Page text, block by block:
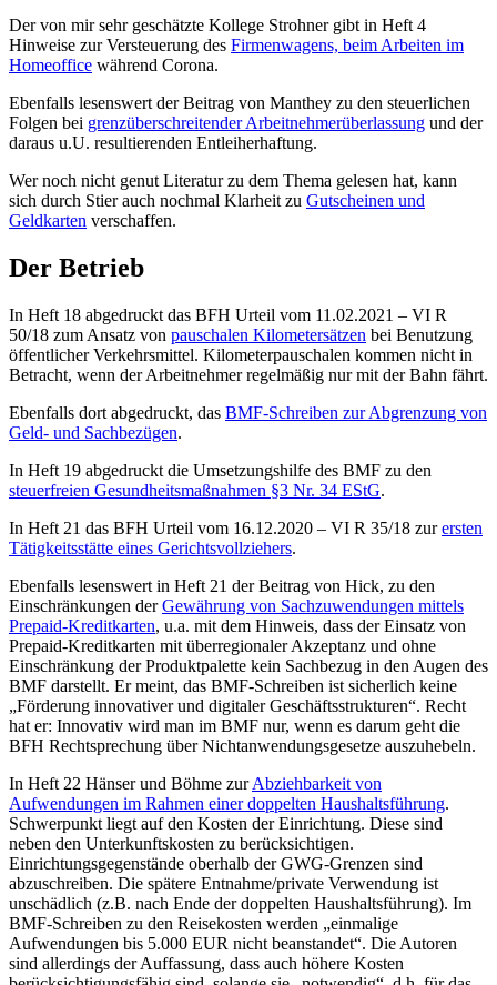
Der von mir sehr geschätzte Kollege Strohner gibt in Heft 4
Hinweise zur Versteuerung des Firmenwagens, beim Arbeiten im
Homeoffice während Corona.
Ebenfalls lesenswert der Beitrag von Manthey zu den steuerlichen
Folgen bei grenzüberschreitender Arbeitnehmerüberlassung und der
daraus u.U. resultierenden Entleiherhaftung.
Wer noch nicht genut Literatur zu dem Thema gelesen hat, kann
sich durch Stier auch nochmal Klarheit zu Gutscheinen und
Geldkarten verschaffen.
Der Betrieb
In Heft 18 abgedruckt das BFH Urteil vom 11.02.2021 – VI R
50/18 zum Ansatz von pauschalen Kilometersätzen bei Benutzung
öffentlicher Verkehrsmittel. Kilometerpauschalen kommen nicht in
Betracht, wenn der Arbeitnehmer regelmäßig nur mit der Bahn fährt.
Ebenfalls dort abgedruckt, das BMF-Schreiben zur Abgrenzung von
Geld- und Sachbezügen.
In Heft 19 abgedruckt die Umsetzungshilfe des BMF zu den
steuerfreien Gesundheitsmaßnahmen §3 Nr. 34 EStG.
In Heft 21 das BFH Urteil vom 16.12.2020 – VI R 35/18 zurersten
Tätigkeitsstätte eines Gerichtsvollziehers.
Ebenfalls lesenswert in Heft 21 der Beitrag von Hick, zu den
Einschränkungen derGewährung von Sachzuwendungen mittels
Prepaid-Kreditkarten, u.a. mit dem Hinweis, dass der Einsatz von
Prepaid-Kreditkarten mit überregionaler Akzeptanz und ohne
Einschränkung der Produktpalette kein Sachbezug in den Augen des
BMF darstellt. Er meint, das BMF-Schreiben ist sicherlich keine
„Förderung innovativer und digitaler Geschäftsstrukturen“. Recht
hat er: Innovativ wird man im BMF nur, wenn es darum geht die
BFH Rechtsprechung über Nichtanwendungsgesetze auszuhebeln.
In Heft 22 Hänser und Böhme zurAbziehbarkeit von
Aufwendungen im Rahmen einer doppelten Haushaltsführung.
Schwerpunkt liegt auf den Kosten der Einrichtung. Diese sind
neben den Unterkunftskosten zu berücksichtigen.
Einrichtungsgegenstände oberhalb der GWG-Grenzen sind
abzuschreiben. Die spätere Entnahme/private Verwendung ist
unschädlich (z.B. nach Ende der doppelten Haushaltsführung). Im
BMF-Schreiben zu den Reisekosten werden „einmalige
Aufwendungen bis 5.000 EUR nicht beanstandet“. Die Autoren
sind allerdings der Auffassung, dass auch höhere Kosten